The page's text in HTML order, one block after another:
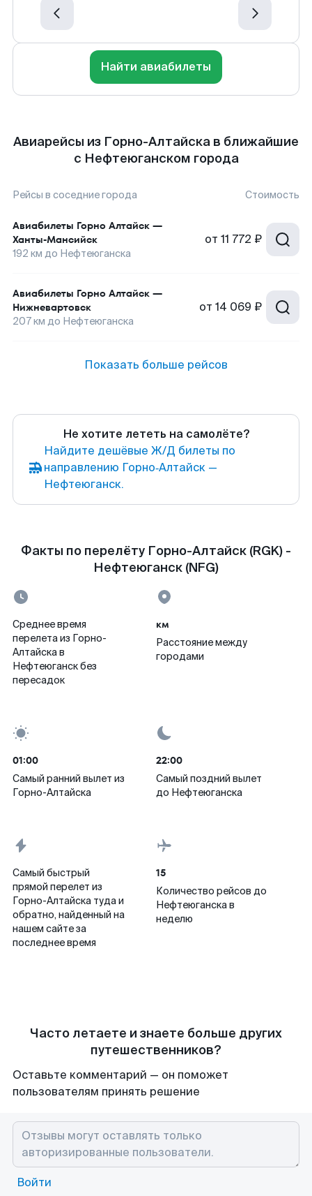
Найти авиабилеты
Авиарейсы из Горно-Алтайска в ближайшие
с Нефтеюганском города
Рейсы в соседние города Стоимость
Авиабилеты Горно Алтайск —
Ханты-Мансийск
192 км до Нефтеюганска
от 11 772 ₽
Авиабилеты Горно Алтайск —
Нижневартовск
207км до Нефтеюганска
от 14 069 ₽
Показать больше рейсов
Не хотите лететь на самолёте?
Найдите дешёвые Ж/Д билеты по
направлению Горно‑Алтайск —
Нефтеюганск.
Факты по перелёту Горно-Алтайск (RGK) -
Нефтеюганск (NFG)
Среднее время
перелета из Горно-
Алтайска в
Нефтеюганск без
пересадок
км
Расстояние между
городами
01:00
Самый ранний вылет из
Горно-Алтайска
22:00
Самый поздний вылет
до Нефтеюганска
Самый быстрый
прямой перелет из
Горно-Алтайска туда и
обратно, найденный на
нашем сайте за
последнее время
15
Количество рейсов до
Нефтеюганска в
неделю
Часто летаете и знаете больше других
путешественников?
Оставьте комментарий — он поможет
пользователям принять решение
Войти